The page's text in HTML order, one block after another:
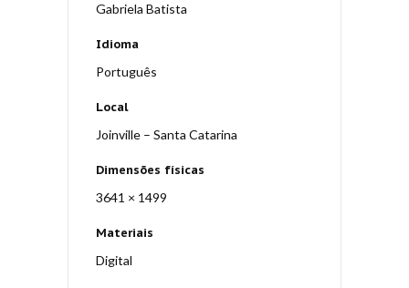
Gabriela Batista
Idioma
Português
Local
Joinville – Santa Catarina
Dimensões físicas
3641 × 1499
Materiais
Digital